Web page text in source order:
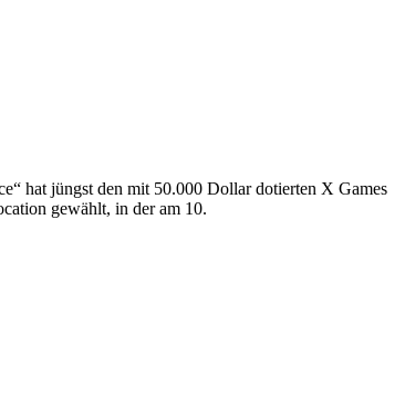
hat jüngst den mit 50.000 Dollar dotierten X Games
gewählt, in der am 10.